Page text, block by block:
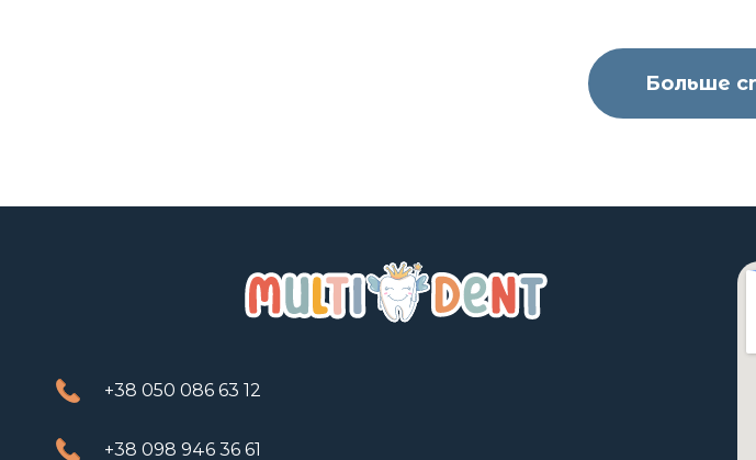
Больше
+38 050 086 63 12
+38 098 946 36 61